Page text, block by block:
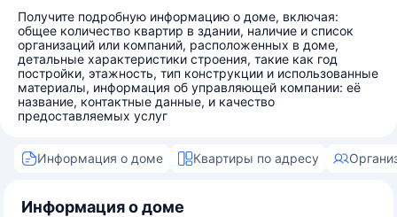
Получите подробную информацию о доме, включая:
общее количество квартир в здании, наличие и список
организаций или компаний, расположенных в доме,
детальные характеристики строения, такие как год
постройки, этажность, тип конструкции и использованные
материалы, информация об управляющей компании: её
название, контактные данные, и качество
предоставляемых услуг
Информация о доме Квартиры по адресу
Информация о доме